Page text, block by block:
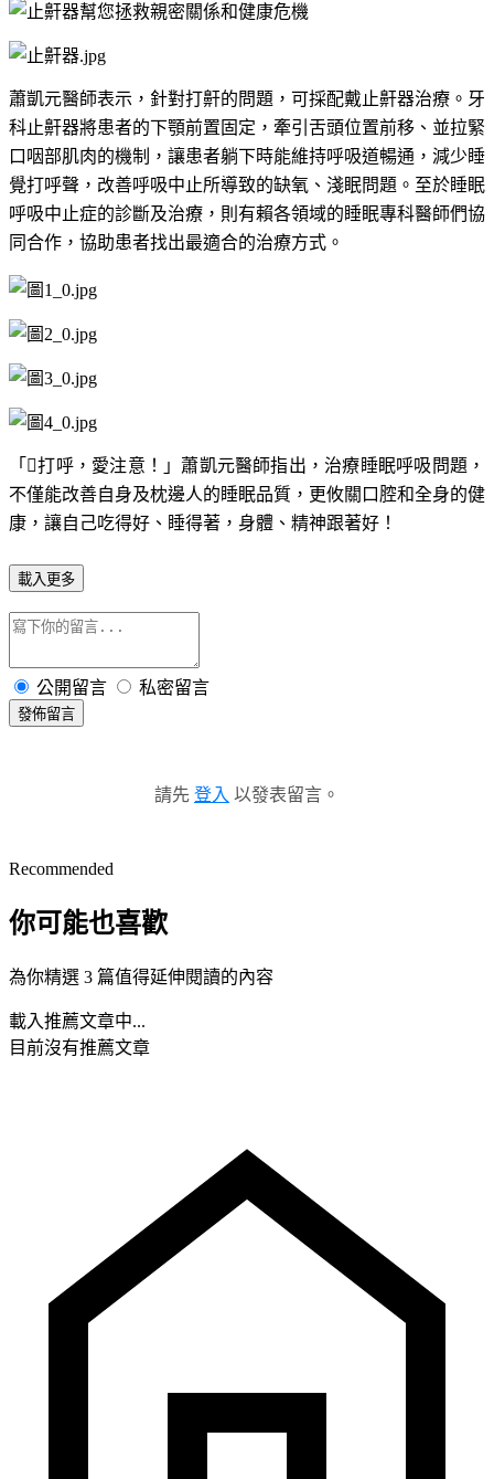
蕭凱元醫師表示，針對打鼾的問題，可採配戴止鼾器治療。牙
科止鼾器將患者的下顎前置固定，牽引舌頭位置前移、並拉緊
口咽部肌肉的機制，讓患者躺下時能維持呼吸道暢通，減少睡
覺打呼聲，改善呼吸中止所導致的缺氧、淺眠問題。至於睡眠
呼吸中止症的診斷及治療，則有賴各領域的睡眠專科醫師們協
同合作，協助患者找出最適合的治療方式。
「 𠢕打呼，愛注意！」蕭凱元醫師指出，治療睡眠呼吸問題，
不僅能改善自身及枕邊人的睡眠品質，更攸關口腔和全身的健
康，讓自己吃得好、睡得著，身體、精神跟著好！
載入更多
公開留言 私密留言
發佈留言
請先 登入 以發表留言。
Recommended
你可能也喜歡
為你精選 3 篇值得延伸閱讀的內容
載入推薦文章中...
目前沒有推薦文章